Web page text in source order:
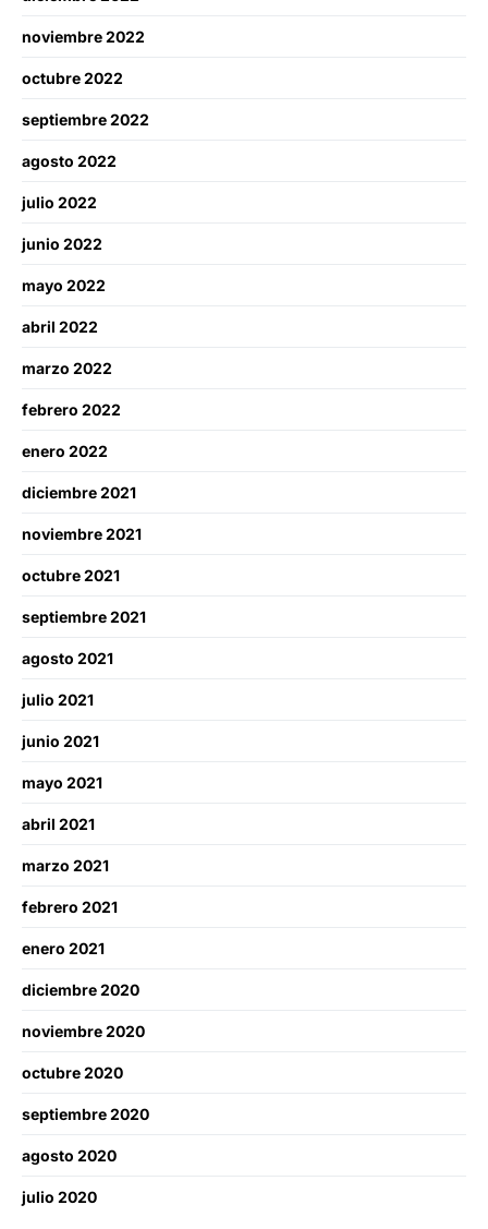
noviembre 2022
octubre 2022
septiembre 2022
agosto 2022
julio 2022
junio 2022
mayo 2022
abril 2022
marzo 2022
febrero 2022
enero 2022
diciembre 2021
noviembre 2021
octubre 2021
septiembre 2021
agosto 2021
julio 2021
junio 2021
mayo 2021
abril 2021
marzo 2021
febrero 2021
enero 2021
diciembre 2020
noviembre 2020
octubre 2020
septiembre 2020
agosto 2020
julio 2020